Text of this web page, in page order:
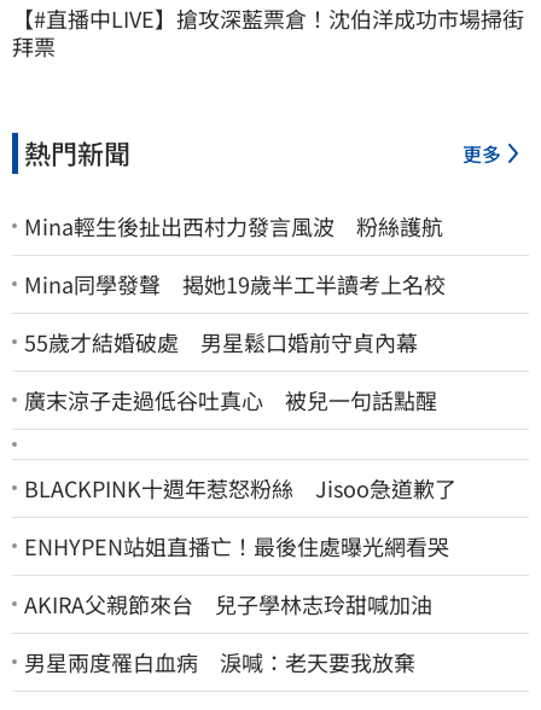
【#直播中LIVE】搶攻深藍票倉！沈伯洋成功市場掃街
拜票
熱門新聞 更多
Mina輕生後扯出西村力發言風波 粉絲護航
Mina同學發聲 揭她19歲半工半讀考上名校
55歲才結婚破處 男星鬆口婚前守貞內幕
廣末涼子走過低谷吐真心 被兒一句話點醒
BLACKPINK十週年惹怒粉絲 Jisoo急道歉了
ENHYPEN站姐直播亡！最後住處曝光網看哭
AKIRA父親節來台 兒子學林志玲甜喊加油
男星兩度罹白血病 淚喊：老天要我放棄